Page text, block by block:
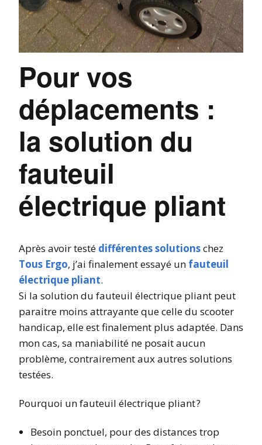
Pour vos
déplacements :
la solution du
fauteuil
électrique pliant
Après avoir testé différentes solutionschez
Tous Ergo, j’ai finalement essayé un fauteuil
électrique pliant.
Si la solution du fauteuil électrique pliant peut
paraitre moins attrayante que celle du scooter
handicap, elle est finalement plus adaptée. Dans
mon cas, sa maniabilité ne posait aucun
problème, contrairement aux autres solutions
testées.
Pourquoi un fauteuil électrique pliant ?
Besoin ponctuel, pour des distances trop